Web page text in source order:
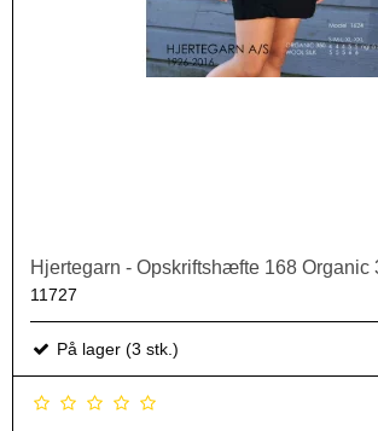
Hjertegarn - Opskriftshæfte 168 Organic
11727
På lager (3 stk.)